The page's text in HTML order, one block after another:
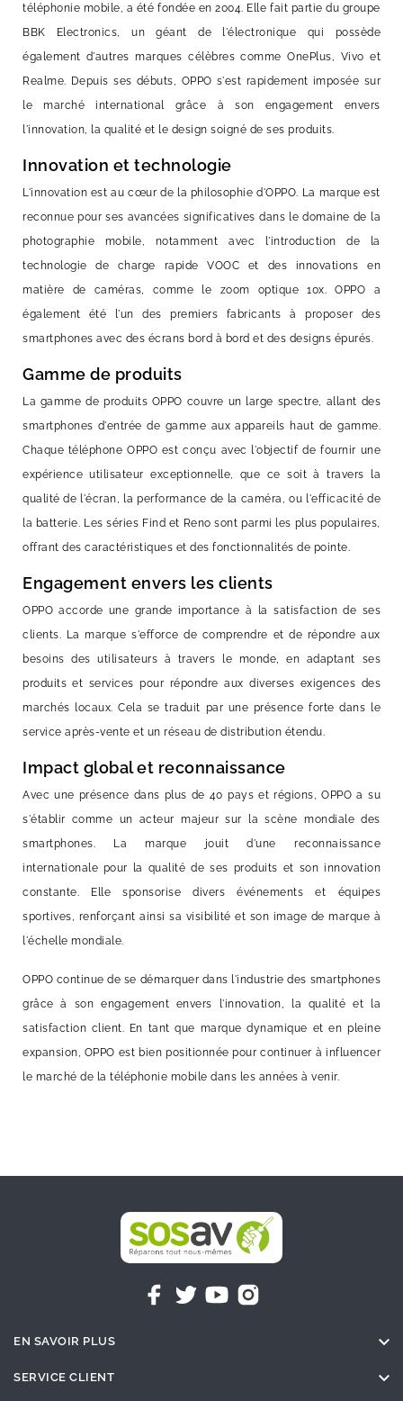
téléphonie mobile, a été fondée en 2004. Elle fait partie du groupe
BBK Electronics, un géant de l'électronique qui possède
également d'autres marques célèbres comme OnePlus, Vivo et
Realme. Depuis ses débuts, OPPO s'est rapidement imposée sur
le marché international grâce à son engagement envers
l'innovation, la qualité et le design soigné de ses produits.
Innovation et technologie
L'innovation est au cœur de la philosophie d'OPPO. La marque est
reconnue pour ses avancées significatives dans le domaine de la
photographie mobile, notamment avec l'introduction de la
technologie de charge rapide VOOC et des innovations en
matière de caméras, comme le zoom optique 10x. OPPO a
également été l'un des premiers fabricants à proposer des
smartphones avec des écrans bord à bord et des designs épurés.
Gamme de produits
La gamme de produits OPPO couvre un large spectre, allant des
smartphones d'entrée de gamme aux appareils haut de gamme.
Chaque téléphone OPPO est conçu avec l'objectif de fournir une
expérience utilisateur exceptionnelle, que ce soit à travers la
qualité de l'écran, la performance de la caméra, ou l'efficacité de
la batterie. Les séries Find et Reno sont parmi les plus populaires,
offrant des caractéristiques et des fonctionnalités de pointe.
Engagement envers les clients
OPPO accorde une grande importance à la satisfaction de ses
clients. La marque s'efforce de comprendre et de répondre aux
besoins des utilisateurs à travers le monde, en adaptant ses
produits et services pour répondre aux diverses exigences des
marchés locaux. Cela se traduit par une présence forte dans le
service après-vente et un réseau de distribution étendu.
Impact global et reconnaissance
Avec une présence dans plus de 40 pays et régions, OPPO a su
s'établir comme un acteur majeur sur la scène mondiale des
smartphones. La marque jouit d'une reconnaissance
internationale pour la qualité de ses produits et son innovation
constante. Elle sponsorise divers événements et équipes
sportives, renforçant ainsi sa visibilité et son image de marque à
l'échelle mondiale.
OPPO continue de se démarquer dans l'industrie des smartphones
grâce à son engagement envers l'innovation, la qualité et la
satisfaction client. En tant que marque dynamique et en pleine
expansion, OPPO est bien positionnée pour continuer à influencer
le marché de la téléphonie mobile dans les années à venir.
EN SAVOIR PLUS 
SERVICE CLIENT 